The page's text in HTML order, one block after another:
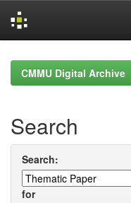
navigationCMMU Digital Archive
Search
Search:
for